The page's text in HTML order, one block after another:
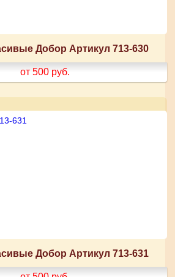
Добор Артикул 713-630
от 500 руб.
Добор Артикул 713-631